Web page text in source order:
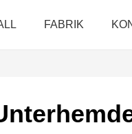
FABRIK